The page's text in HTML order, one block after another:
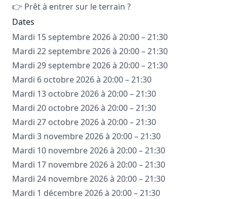
👉 Prêt à entrer sur le terrain ?
Dates
Mardi 15 septembre 2026 à 20:00 – 21:30
Mardi 22 septembre 2026 à 20:00 – 21:30
Mardi 29 septembre 2026 à 20:00 – 21:30
Mardi 6 octobre 2026 à 20:00 – 21:30
Mardi 13 octobre 2026 à 20:00 – 21:30
Mardi 20 octobre 2026 à 20:00 – 21:30
Mardi 27 octobre 2026 à 20:00 – 21:30
Mardi 3 novembre 2026 à 20:00 – 21:30
Mardi 10 novembre 2026 à 20:00 – 21:30
Mardi 17 novembre 2026 à 20:00 – 21:30
Mardi 24 novembre 2026 à 20:00 – 21:30
Mardi 1 décembre 2026 à 20:00 – 21:30